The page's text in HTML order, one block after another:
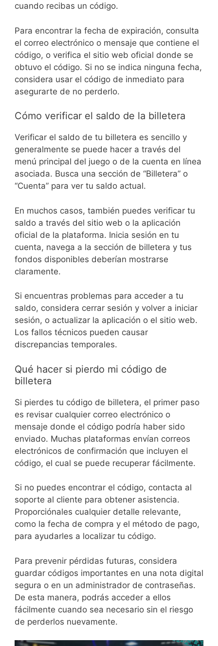
cuando recibas un código.
Para encontrar la fecha de expiración, consulta
el correo electrónico o mensaje que contiene el
código, o verifica el sitio web oficial donde se
obtuvo el código. Si no se indica ninguna fecha,
considera usar el código de inmediato para
asegurarte de no perderlo.
Cómo verificar el saldo de la billetera
Verificar el saldo de tu billetera es sencillo y
generalmente se puede hacer a través del
menú principal del juego o de la cuenta en línea
asociada. Busca una sección de “Billetera” o
“Cuenta” para ver tu saldo actual.
En muchos casos, también puedes verificar tu
saldo a través del sitio web o la aplicación
oficial de la plataforma. Inicia sesión en tu
cuenta, navega a la sección de billetera y tus
fondos disponibles deberían mostrarse
claramente.
Si encuentras problemas para acceder a tu
saldo, considera cerrar sesión y volver a iniciar
sesión, o actualizar la aplicación o el sitio web.
Los fallos técnicos pueden causar
discrepancias temporales.
Qué hacer si pierdo mi código de
billetera
Si pierdes tu código de billetera, el primer paso
es revisar cualquier correo electrónico o
mensaje donde el código podría haber sido
enviado. Muchas plataformas envían correos
electrónicos de confirmación que incluyen el
código, el cual se puede recuperar fácilmente.
Si no puedes encontrar el código, contacta al
soporte al cliente para obtener asistencia.
Proporciónales cualquier detalle relevante,
como la fecha de compra y el método de pago,
para ayudarles a localizar tu código.
Para prevenir pérdidas futuras, considera
guardar códigos importantes en una nota digital
segura o en un administrador de contraseñas.
De esta manera, podrás acceder a ellos
fácilmente cuando sea necesario sin el riesgo
de perderlos nuevamente.